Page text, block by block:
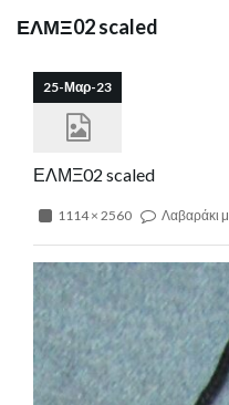
ΕΛΜΞ02 scaled
25-Μαρ-23
ΕΛΜΞ02 scaled
1114 × 2560 Λαβαράκι